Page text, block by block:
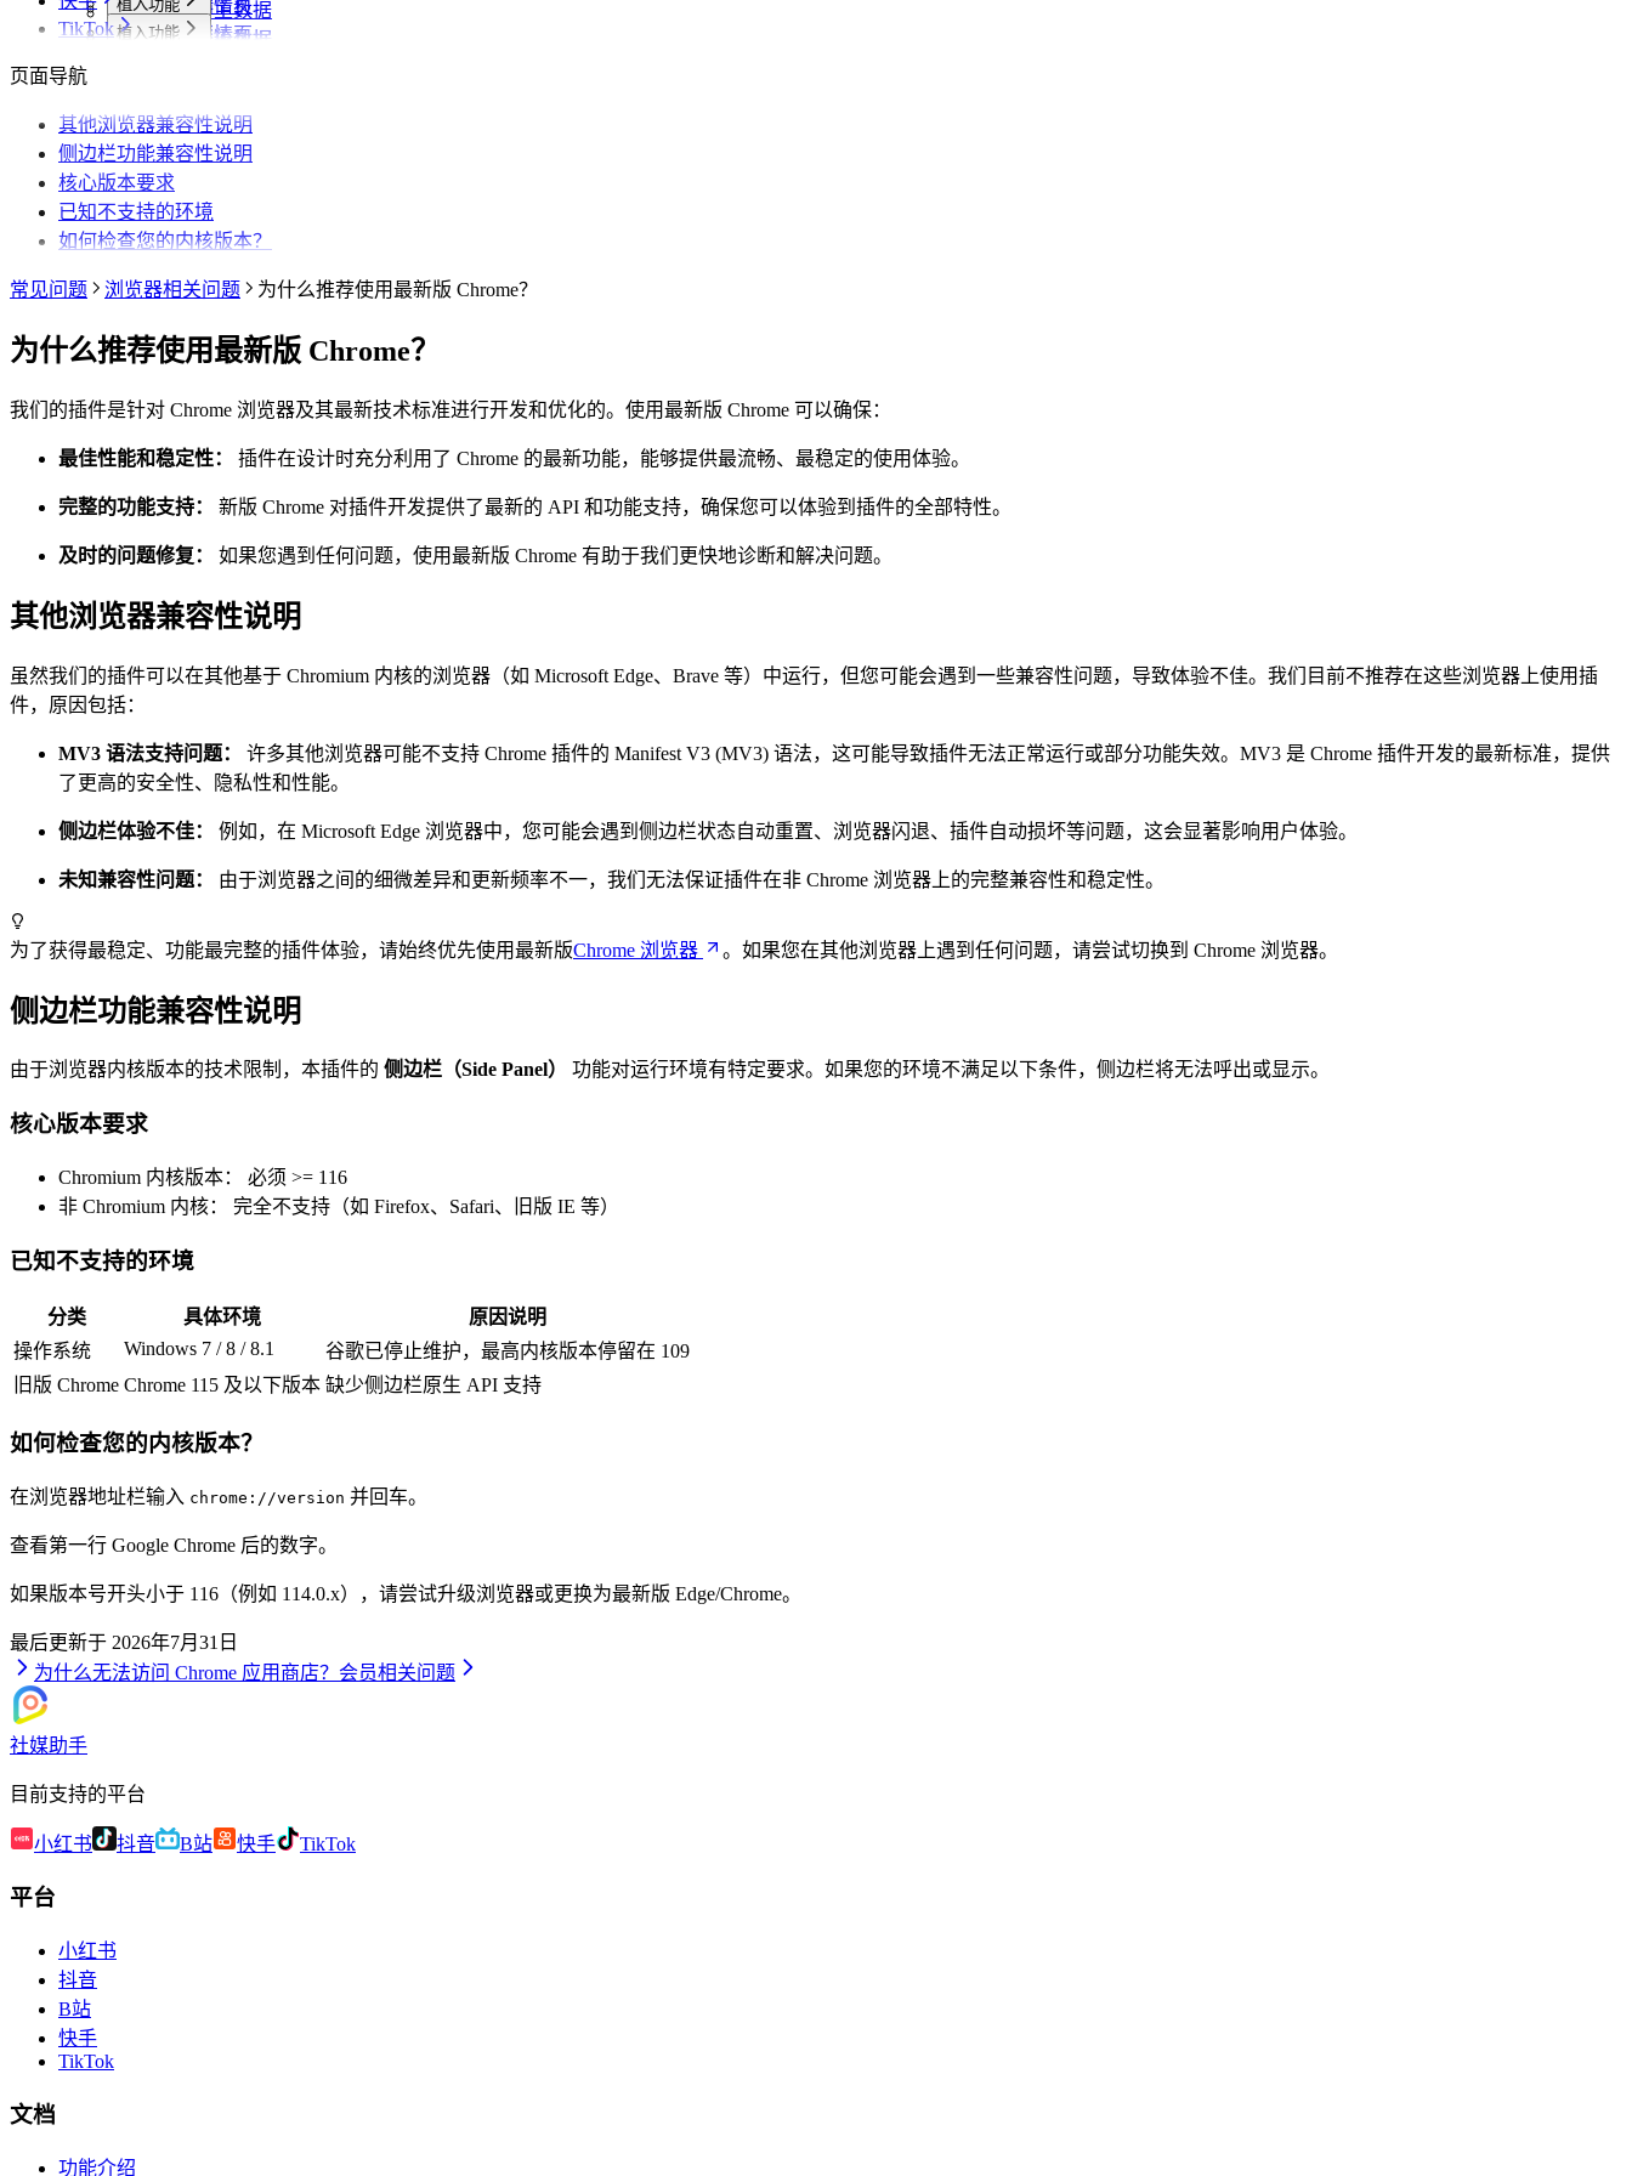
笔记详情页
搜索页
采集博主数据
采集评论数据
其他功能
链接转换
搜索页
达人详情页
批量采集
采集达人数据
其他功能
植入功能
搜索页
批量采集
采集视频数据
植入功能
视频详情页
采集评论数据
采集视频数据
链接转换
TikTok
视频详情页
采集达人数据
采集视频数据
采集评论数据
其他功能
短链解析
页面导航
其他浏览器兼容性说明
侧边栏功能兼容性说明
核心版本要求
已知不支持的环境
如何检查您的内核版本？
常见问题 浏览器相关问题 为什么推荐使用最新版 Chrome？
为什么推荐使用最新版 Chrome？
我们的插件是针对 Chrome 浏览器及其最新技术标准进行开发和优化的。使用最新版 Chrome 可以确保：
最佳性能和稳定性： 插件在设计时充分利用了 Chrome 的最新功能，能够提供最流畅、最稳定的使用体验。
完整的功能支持： 新版 Chrome 对插件开发提供了最新的 API 和功能支持，确保您可以体验到插件的全部特性。
及时的问题修复： 如果您遇到任何问题，使用最新版 Chrome 有助于我们更快地诊断和解决问题。
其他浏览器兼容性说明
虽然我们的插件可以在其他基于 Chromium 内核的浏览器（如 Microsoft Edge、Brave 等）中运行，但您可能会遇到一些兼容性问题，导致体验不佳。我们目前不推荐在这些浏览器上使用插
件，原因包括：
MV3 语法支持问题：
许多其他浏览器可能不支持 Chrome 插件的 Manifest V3 (MV3) 语法，这可能导致插件无法正常运行或部分功能失效。MV3 是 Chrome 插件开发的最新标准，提供
了更高的安全性、隐私性和性能。
侧边栏体验不佳： 例如，在 Microsoft Edge 浏览器中，您可能会遇到侧边栏状态自动重置、浏览器闪退、插件自动损坏等问题，这会显著影响用户体验。
未知兼容性问题： 由于浏览器之间的细微差异和更新频率不一，我们无法保证插件在非 Chrome 浏览器上的完整兼容性和稳定性。
为了获得最稳定、功能最完整的插件体验，请始终优先使用最新版Chrome 浏览器 。如果您在其他浏览器上遇到任何问题，请尝试切换到 Chrome 浏览器。
侧边栏功能兼容性说明
由于浏览器内核版本的技术限制，本插件的 侧边栏（Side Panel） 功能对运行环境有特定要求。如果您的环境不满足以下条件，侧边栏将无法呼出或显示。
核心版本要求
Chromium 内核版本： 必须 >= 116
非 Chromium 内核： 完全不支持（如 Firefox、Safari、旧版 IE 等）
已知不支持的环境
分类 具体环境
原因说明
操作系统
Windows 7 / 8 / 8.1
谷歌已停止维护，最高内核版本停留在 109
旧版 Chrome Chrome 115 及以下版本 缺少侧边栏原生 API 支持
如何检查您的内核版本？
在浏览器地址栏输入 chrome://version 并回车。
查看第一行 Google Chrome 后的数字。
如果版本号开头小于 116（例如 114.0.x），请尝试升级浏览器或更换为最新版 Edge/Chrome。
最后更新于 2026年7月31日
为什么无法访问 Chrome 应用商店？ 会员相关问题
社媒助手
目前支持的平台
小红书 抖音 B站 快手 TikTok
平台
小红书
抖音
B站
快手
TikTok
文档
功能介绍